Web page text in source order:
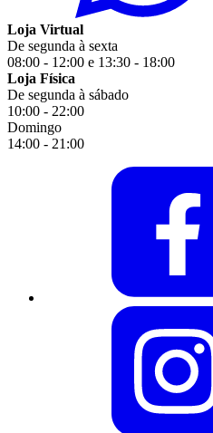
Loja Virtual
De segunda à sexta
08:00 - 12:00 e 13:30 - 18:00
Loja Física
De segunda à sábado
10:00 - 22:00
Domingo
14:00 - 21:00